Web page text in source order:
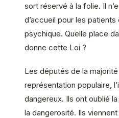
sort réservé à la folie. Il
d’accueil pour les
psychique. Quelle place
donne cette Loi ?
Les députés de la
représentation populaire,
dangereux. Ils ont oublié
la dangerosité. Ils